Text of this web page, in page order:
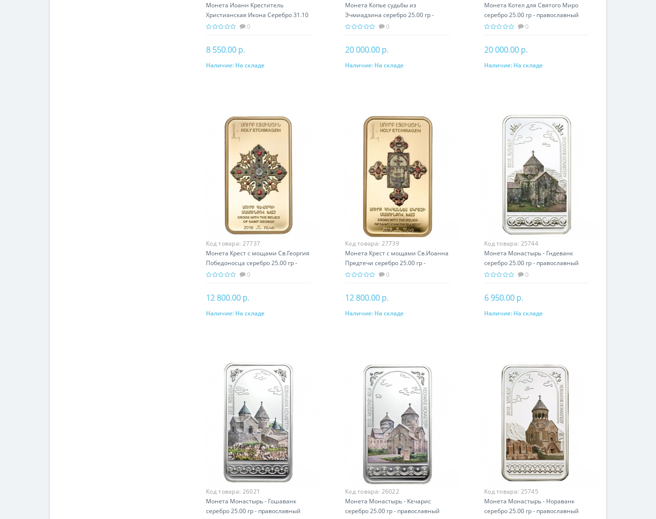
Монета Иоанн Креститель
Христианская Икона Серебро 31.10
гр - православный подарок
0
8 550.00 р.
В корзину
Наличие: На складе
Монета Копье судьбы из
Эчмиадзина серебро 25.00 гр -
православный подарок Армении
0
20 000.00 р.
В корзину
Наличие: На складе
Монета Котел для Святого Миро
серебро 25.00 гр - православный
подарок Армении
0
20 000.00 р.
В корзину
Наличие: На складе
Код товара: 27737
Монета Крест с мощами Св.Георгия
Победоносца серебро 25.00 гр -
православный подарок Армении
0
12 800.00 р.
В корзину
Наличие: На складе
Код товара: 27739
Монета Крест с мощами Св.Иоанна
Предтечи серебро 25.00 гр -
православный подарок Армении
0
12 800.00 р.
В корзину
Наличие: На складе
Код товара: 25744
Монета Монастырь - Гндеванк
серебро 25.00 гр - православный
подарок Армении
0
6 950.00 р.
В корзину
Наличие: На складе
Код товара: 26021
Монета Монастырь - Гошаванк
серебро 25.00 гр - православный
Код товара: 26022
Монета Монастырь - Кечарис
серебро 25.00 гр - православный
Код товара: 25745
Монета Монастырь - Нораванк
серебро 25.00 гр - православный